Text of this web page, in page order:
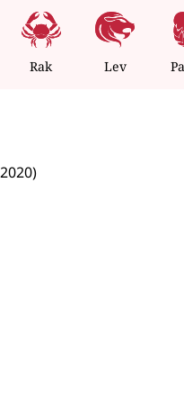
Rak Lev